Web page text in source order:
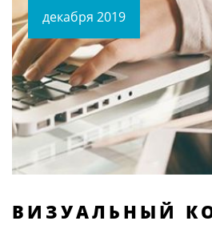
декабря 2019
ВИЗУАЛЬНЫЙ